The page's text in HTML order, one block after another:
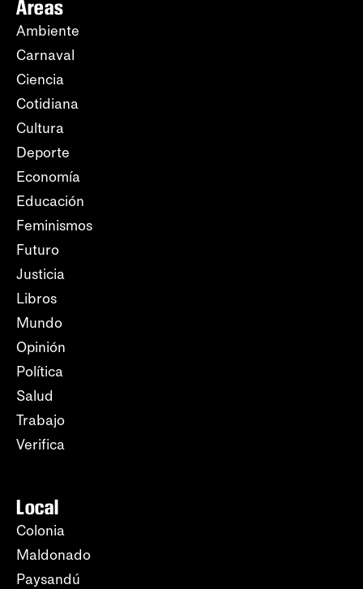
Áreas
Ambiente
Carnaval
Ciencia
Cotidiana
Cultura
Deporte
Economía
Educación
Feminismos
Futuro
Justicia
Libros
Mundo
Opinión
Política
Salud
Trabajo
Verifica
Local
Colonia
Maldonado
Paysandú